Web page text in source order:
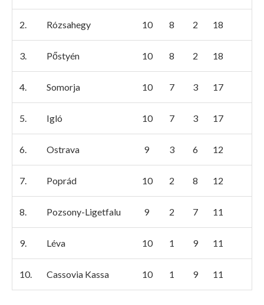
2. Rózsahegy 10 8 2 18
3. Pőstyén 10 8 2 18
4. Somorja 10 7 3 17
5. Igló 10 7 3 17
6. Ostrava 9 3 6 12
7. Poprád 10 2 8 12
8. Pozsony-Ligetfalu 9 2 7 11
9. Léva 10 1 9 11
10. Cassovia Kassa 10 1 9 11